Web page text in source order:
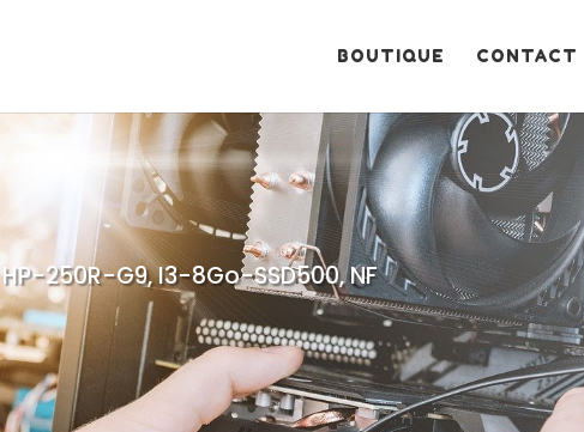
BOUTIQUE CONTACT
250R-G9, I3-8Go-SSD500, NF